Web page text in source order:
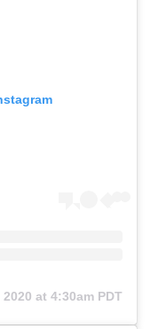
2020 at 4:30am PDT